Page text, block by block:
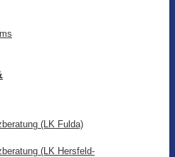
(LK Fulda)
(LK Hersfeld-